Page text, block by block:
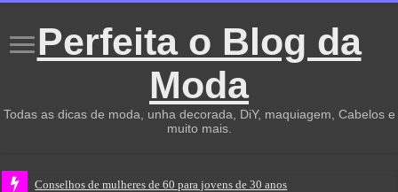
Perfeita o Blog da
Moda
Todas as dicas de moda, unha decorada, DiY, maquiagem, Cabelos e
muito mais.
Conselhos de mulheres de 60 para jovens de 30 anos